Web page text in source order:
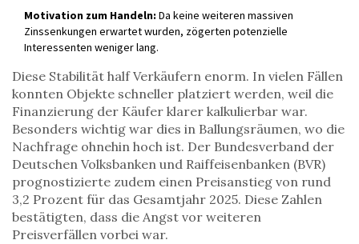
Motivation zum Handeln: Da keine weiteren massiven
Zinssenkungen erwartet wurden, zögerten potenzielle
Interessenten weniger lang.
Diese Stabilität half Verkäufern enorm. In vielen Fällen
konnten Objekte schneller platziert werden, weil die
Finanzierung der Käufer klarer kalkulierbar war.
Besonders wichtig war dies in Ballungsräumen, wo die
Nachfrage ohnehin hoch ist. Der Bundesverband der
Deutschen Volksbanken und Raiffeisenbanken (BVR)
prognostizierte zudem einen Preisanstieg von rund
3,2 Prozent für das Gesamtjahr 2025. Diese Zahlen
bestätigten, dass die Angst vor weiteren
Preisverfällen vorbei war.